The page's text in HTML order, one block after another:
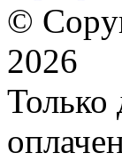
©
2026
Только